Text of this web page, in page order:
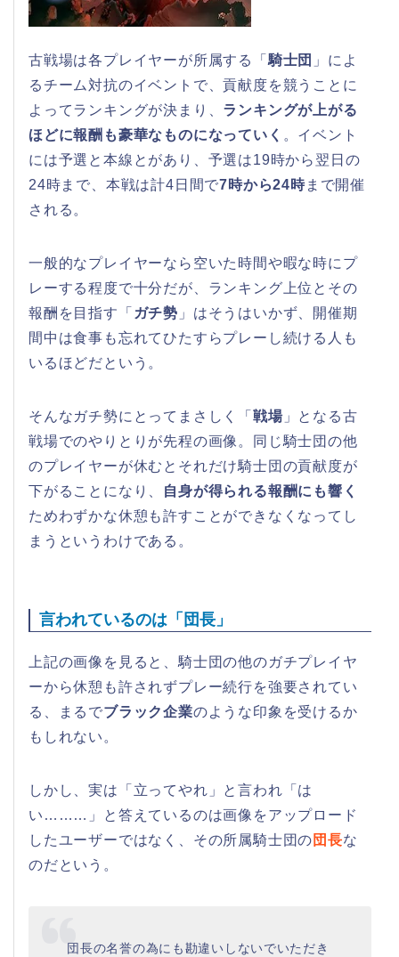
古戦場は各プレイヤーが所属する「 騎士団 」によ
るチーム対抗のイベントで、貢献度を競うことに
よってランキングが決まり、 ランキングが上がる
ほどに報酬も豪華なものになっていく 。イベント
には予選と本線とがあり、予選は19時から翌日の
24時まで、本戦は計4日間で7時から24時まで開催
される。
一般的なプレイヤーなら空いた時間や暇な時にプ
レーする程度で十分だが、ランキング上位とその
報酬を目指す「 ガチ勢 」はそうはいかず、開催期
間中は食事も忘れてひたすらプレーし続ける人も
いるほどだという。
そんなガチ勢にとってまさしく「 戦場」となる古
戦場でのやりとりが先程の画像。同じ騎士団の他
のプレイヤーが休むとそれだけ騎士団の貢献度が
下がることになり、
自身が得られる報酬にも響く
ためわずかな休憩も許すことができなくなってし
まうというわけである。
言われているのは「団長」
上記の画像を見ると、騎士団の他のガチプレイヤ
ーから休憩も許されずプレー続行を強要されてい
る、まるでブラック企業のような印象を受けるか
もしれない。
しかし、実は「立ってやれ」と言われ「は
い………」と答えているのは画像をアップロード
したユーザーではなく、その所属騎士団の 団長な
のだという。
団長の名誉の為にも勘違いしないでいただき